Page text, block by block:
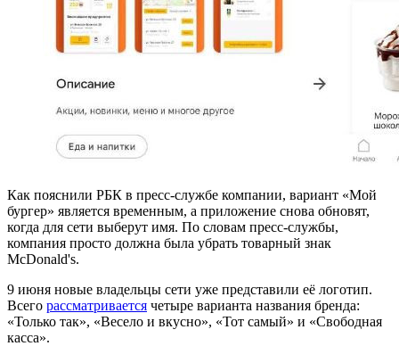
Как пояснили РБК в пресс-службе компании, вариант «Мой
бургер» является временным, а приложение снова обновят,
когда для сети выберут имя. По словам пресс-службы,
компания просто должна была убрать товарный знак
McDonald's.
9 июня новые владельцы сети уже представили её логотип.
Всего рассматривается четыре варианта названия бренда:
«Только так», «Весело и вкусно», «Тот самый» и «Свободная
касса».